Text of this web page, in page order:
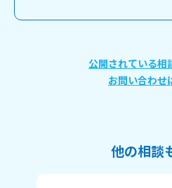
公開されている相
お問い合わせ
他の相談